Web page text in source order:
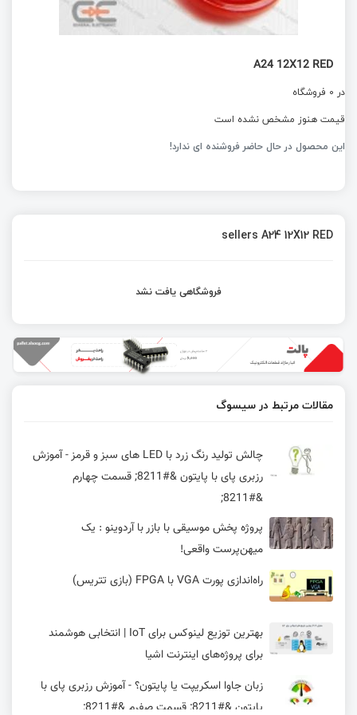
A24 12X12 RED
در 0 فروشگاه
قیمت هنوز مشخص نشده است
این محصول در حال حاضر فروشنده ای ندارد!
sellers A24 12X12 RED
فروشگاهی یافت نشد
مقالات مرتبط در سیسوگ
چالش تولید رنگ زرد با LED های سبز و قرمز - آموزش
رزبری پای با پایتون &#8211; قسمت چهارم
&#8211;
پروژه پخش موسیقی با بازر با آردوینو : یک
میهن‌پرست واقعی!
راه‌اندازی پورت VGA با FPGA (بازی تتریس)
بهترین توزیع‌ لینوکس برای IoT | انتخابی هوشمند
برای پروژه‌های اینترنت اشیا
زبان جاوا اسکریپت یا پایتون؟ - آموزش رزبری پای با
پایتون &#8211; قسمت صفرم &#8211;